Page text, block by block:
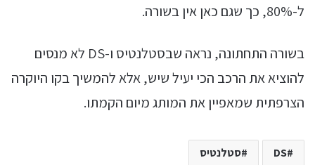
ל-80%, כך שגם כאן אין בשורה.
בשורה התחתונה, נראה שבסטלנטיס ו-DS לא מנסים
להוציא את הרכב הכי יעיל שיש, אלא להמשיך בקו היוקרה
הצרפתית שמאפיין את המותג מיום הקמתו.
DS סטלנטיס